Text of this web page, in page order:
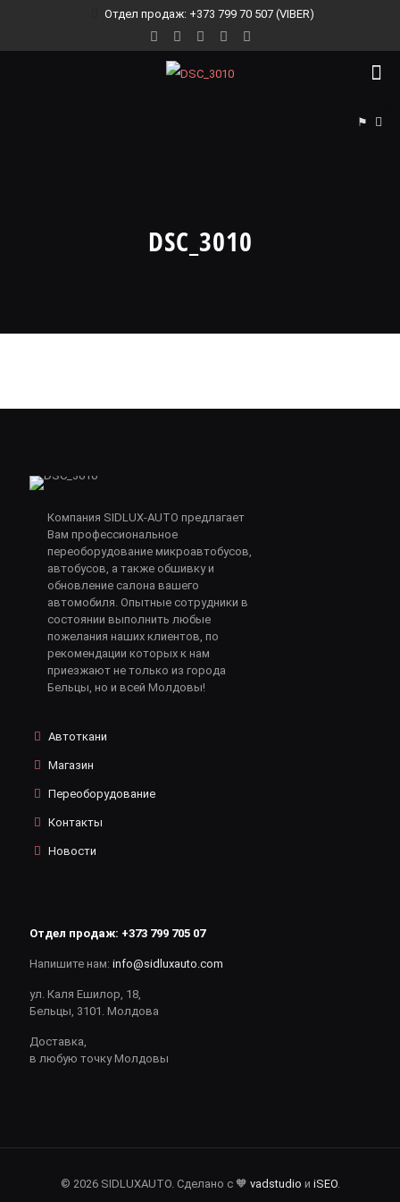
Отдел продаж: +373 799 70 507 (VIBER)
⚑
DSC_3010
Компания SIDLUX-AUTO предлагает
Вам профессиональное
переоборудование микроавтобусов,
автобусов, а также обшивку и
обновление салона вашего
автомобиля. Опытные сотрудники в
состоянии выполнить любые
пожелания наших клиентов, по
рекомендации которых к нам
приезжают не только из города
Бельцы, но и всей Молдовы!
Автоткани
Магазин
Переоборудование
Контакты
Новости
Отдел продаж: +373 799 705 07
Напишите нам: info@sidluxauto.com
ул. Каля Ешилор, 18,
Бельцы, 3101. Молдова
Доставка,
в любую точку Молдовы
© 2026 SIDLUXAUTO. Сделано с 🧡 vadstudio и iSEO.